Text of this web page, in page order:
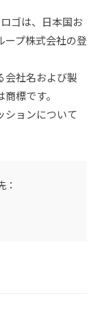
ゴは、日本国お
ープ株式会社の登
会社名および製
標です。
ションについて